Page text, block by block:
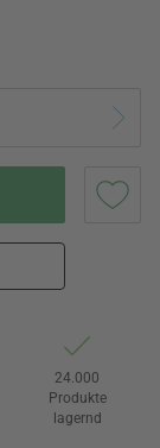
24.000
Produkte
lagernd